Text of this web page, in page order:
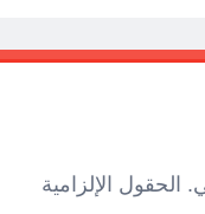
الحقول الإلزامية